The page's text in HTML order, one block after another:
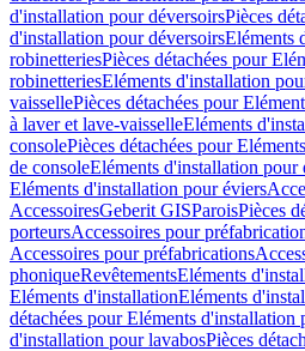
d'installation pour déversoirsPièces
d'installation pour déversoirsEléments
robinetteriesPièces détachées pour
robinetteriesEléments d'installation
vaissellePièces détachées pour
à laver et lave-vaisselleEléments
consolePièces détachées pour
de consoleEléments d'installation pour
Eléments d'installation pour éviers
AccessoiresGeberit GISParoisPièces
porteursAccessoires pour
Accessoires pour préfabrications
phoniqueRevêtementsEléments
Eléments d'installationEléments
détachées pour Eléments d'installation
d'installation pour lavabosPièces